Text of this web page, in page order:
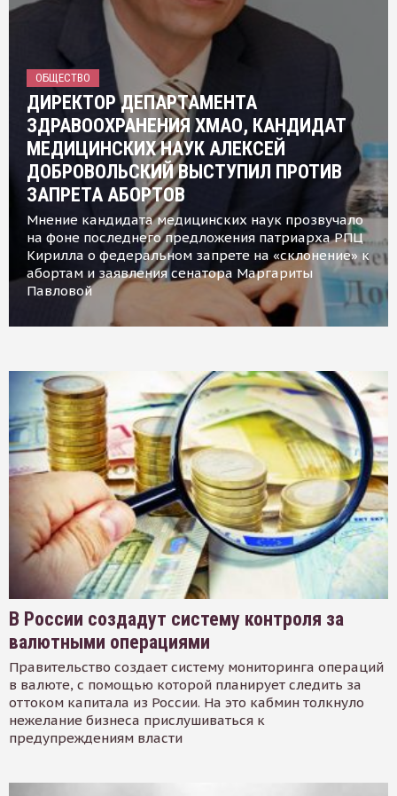
ОБЩЕСТВО
ДИРЕКТОР ДЕПАРТАМЕНТА
ЗДРАВООХРАНЕНИЯ ХМАО, КАНДИДАТ
МЕДИЦИНСКИХ НАУК АЛЕКСЕЙ
ДОБРОВОЛЬСКИЙ ВЫСТУПИЛ ПРОТИВ
ЗАПРЕТА АБОРТОВ
Мнение кандидата медицинских наук прозвучало
на фоне последнего предложения патриарха РПЦ
Кирилла о федеральном запрете на «склонение» к
абортам и заявления сенатора Маргариты
Павловой
В России создадут систему контроля за
валютными операциями
Правительство создает систему мониторинга операций
в валюте, с помощью которой планирует следить за
оттоком капитала из России. На это кабмин толкнуло
нежелание бизнеса прислушиваться к
предупреждениям власти